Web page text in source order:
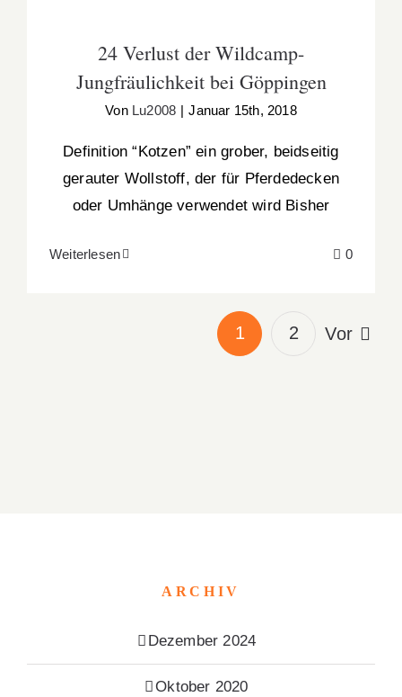
24 Verlust der Wildcamp-
Jungfräulichkeit bei Göppingen
Von Lu2008 | Januar 15th, 2018
Definition “Kotzen” ein grober, beidseitig
gerauter Wollstoff, der für Pferdedecken
oder Umhänge verwendet wird Bisher
Weiterlesen 0
1 2 Vor
ARCHIV
Dezember 2024
Oktober 2020